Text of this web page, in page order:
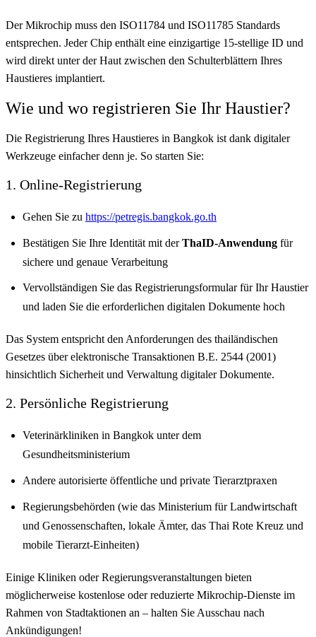
Der Mikrochip muss den ISO11784 und ISO11785 Standards
entsprechen. Jeder Chip enthält eine einzigartige 15-stellige ID und
wird direkt unter der Haut zwischen den Schulterblättern Ihres
Haustieres implantiert.
Wie und wo registrieren Sie Ihr Haustier?
Die Registrierung Ihres Haustieres in Bangkok ist dank digitaler
Werkzeuge einfacher denn je. So starten Sie:
1. Online-Registrierung
Gehen Sie zu https://petregis.bangkok.go.th
Bestätigen Sie Ihre Identität mit derThaID-Anwendung für
sichere und genaue Verarbeitung
Vervollständigen Sie das Registrierungsformular für Ihr Haustier
und laden Sie die erforderlichen digitalen Dokumente hoch
Das System entspricht den Anforderungen des thailändischen
Gesetzes über elektronische Transaktionen B.E. 2544 (2001)
hinsichtlich Sicherheit und Verwaltung digitaler Dokumente.
2. Persönliche Registrierung
Veterinärkliniken in Bangkok unter dem
Gesundheitsministerium
Andere autorisierte öffentliche und private Tierarztpraxen
Regierungsbehörden (wie das Ministerium für Landwirtschaft
und Genossenschaften, lokale Ämter, das Thai Rote Kreuz und
mobile Tierarzt-Einheiten)
Einige Kliniken oder Regierungsveranstaltungen bieten
möglicherweise kostenlose oder reduzierte Mikrochip-Dienste im
Rahmen von Stadtaktionen an – halten Sie Ausschau nach
Ankündigungen!